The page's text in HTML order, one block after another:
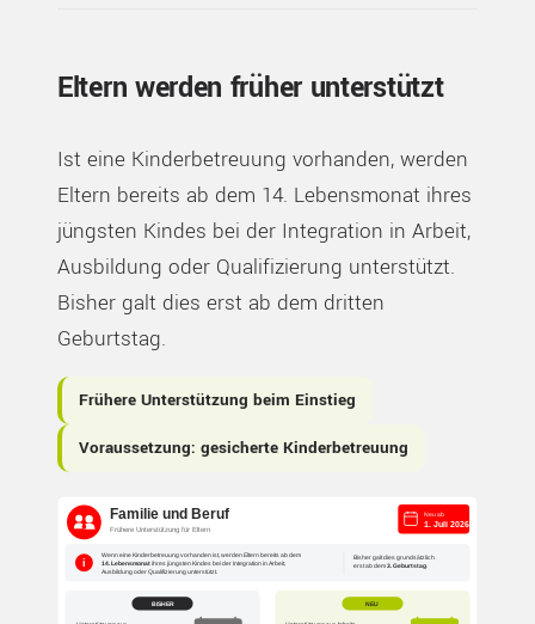
Eltern werden früher unterstützt
Ist eine Kinderbetreuung vorhanden, werden
Eltern bereits ab dem 14. Lebensmonat ihres
jüngsten Kindes bei der Integration in Arbeit,
Ausbildung oder Qualifizierung unterstützt.
Bisher galt dies erst ab dem dritten
Geburtstag.
Frühere Unterstützung beim Einstieg
Voraussetzung: gesicherte Kinderbetreuung